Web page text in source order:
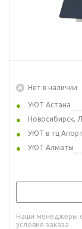
Нет в наличии
УЮТ Астана
Новосибирск,
УЮТ в тц Апорт
УЮТ Алматы
Наши менеджеры
условия заказа